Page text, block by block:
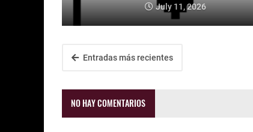
July 11, 2026
Entradas más recientes
NO HAY COMENTARIOS